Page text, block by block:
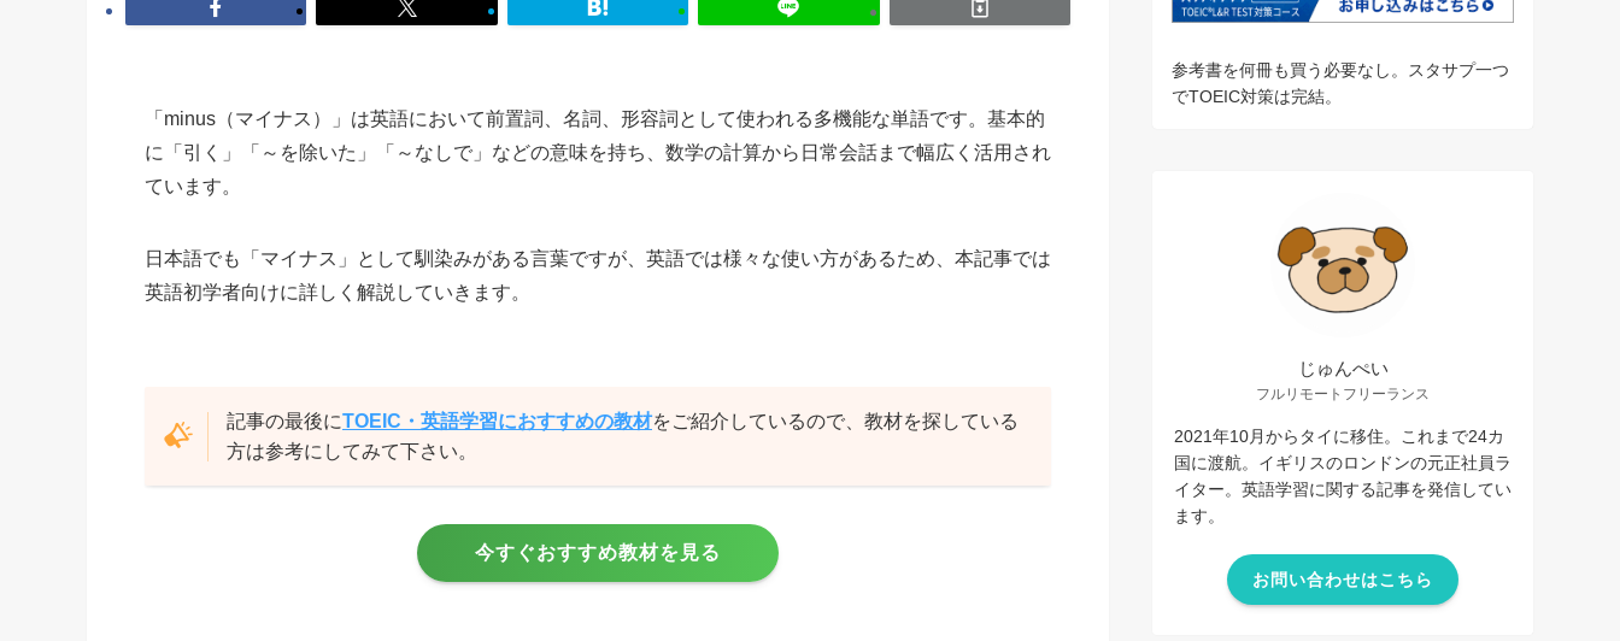
「minus（マイナス）」は英語において前置詞、名詞、形容詞として使われる多機能な単語です。基本的
に「引く」「～を除いた」「～なしで」などの意味を持ち、数学の計算から日常会話まで幅広く活用され
ています。
日本語でも「マイナス」として馴染みがある言葉ですが、英語では様々な使い方があるため、本記事では
英語初学者向けに詳しく解説していきます。
記事の最後にTOEIC・英語学習におすすめの教材をご紹介しているので、教材を探している
方は参考にしてみて下さい。
今すぐおすすめ教材を見る
参考書を何冊も買う必要なし。スタサプ一つ
でTOEIC対策は完結。
じゅんぺい
フルリモートフリーランス
2021年10月からタイに移住。これまで24カ
国に渡航。イギリスのロンドンの元正社員ラ
イター。英語学習に関する記事を発信してい
ます。
お問い合わせはこちら